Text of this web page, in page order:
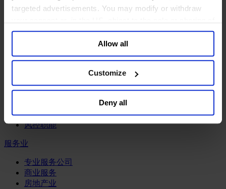
targeted advertisements. You may modify or withdraw
your data for targeted advertising, by clicking “Do Not
Sell or Share My Personal Information” in the footer of
the website. You must opt-out of each device and each
browser. For additional information and retention terms
general collection and use of personal information see
Allow all
Customize
Deny all
保险业
数字化资产、加密货币与Web 3行业
私募股权投资行业
资产管理行业
零售金融服务
风控职能
服务业
专业服务公司
商业服务
房地产业